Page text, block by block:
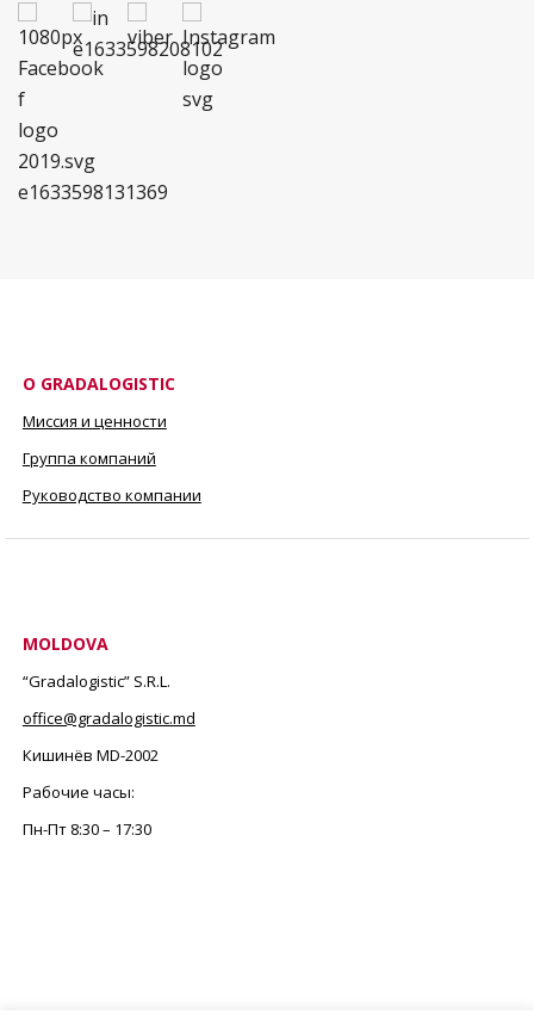
О GRADALOGISTIC
Миссия и ценности
Группа компаний
Руководство компании
MOLDOVA
“Gradalogistic” S.R.L.
office@gradalogistic.md
Кишинёв MD-2002
Рабочие часы:
Пн-Пт 8:30 – 17:30